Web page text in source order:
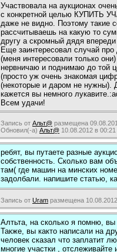
Участвовала на аукционах
с конкретной целью КУПИТЬ
даже не видно. Поэтому такие
рассчитываешь на какую то
другу а скромный дядя
Еще заинтересовал случай про
(меня интересовали только
нервничаю и поднимаю до той
(просто уж очень знакомая
(некоторые и даром не нужны).
кажется вы немного
Всем удачи!
Запись от Альт@ размещена
Обновил(-а) Альт@ 10.08.2012 в 00:21
ребят, вы путаете разные
собственность. Сколько вам
там( где машин на минских
задолбали. напишите статью,
Запись от Uram размещена
Алтьта, на сколько я помню,
Также, вы както написали на
человек сказал что заплатит
многие участки ,